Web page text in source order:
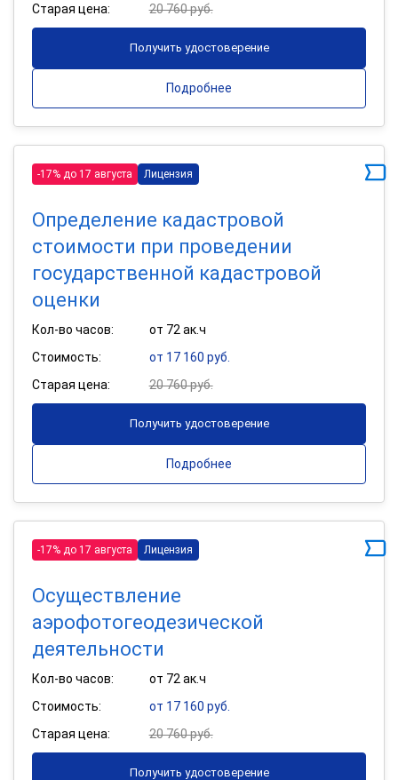
Старая цена:
20 760 руб.
Получить удостоверение
Подробнее
-17% до 17 августа Лицензия
Определение кадастровой
стоимости при проведении
государственной кадастровой
оценки
Кол-во часов:
от 72 ак.ч
Стоимость:
от 17 160 руб.
Старая цена:
20 760 руб.
Получить удостоверение
Подробнее
-17% до 17 августа Лицензия
Осуществление
аэрофотогеодезической
деятельности
Кол-во часов:
от 72 ак.ч
Стоимость:
от 17 160 руб.
Старая цена:
20 760 руб.
Получить удостоверение